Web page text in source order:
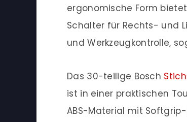
ergonomische Form
Schalter für Rechts- und
und Werkzeugkontrolle,
Das 30-teilige Bosch
ist in einer praktischen
ABS-Material mit